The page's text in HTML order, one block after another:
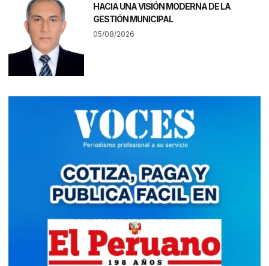
HACIA UNA VISIÓN MODERNA DE LA
GESTIÓN MUNICIPAL
05/08/2026